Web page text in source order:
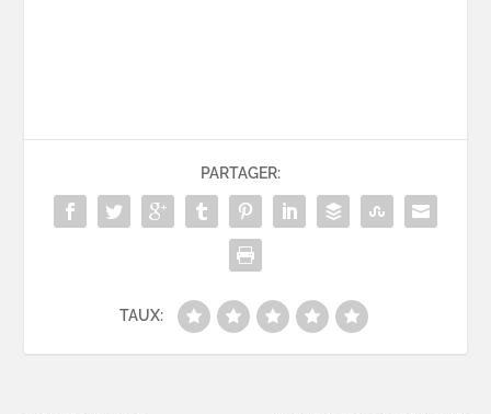
PARTAGER:
TAUX: